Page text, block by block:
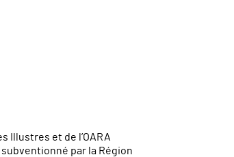
Illustres et de l’OARA
par la Région